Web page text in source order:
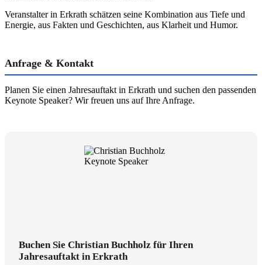
Veranstalter in Erkrath schätzen seine Kombination aus Tiefe und
Energie, aus Fakten und Geschichten, aus Klarheit und Humor.
Anfrage & Kontakt
Planen Sie einen Jahresauftakt in Erkrath und suchen den passenden
Keynote Speaker? Wir freuen uns auf Ihre Anfrage.
Buchen Sie Christian Buchholz für Ihren
Jahresauftakt in Erkrath